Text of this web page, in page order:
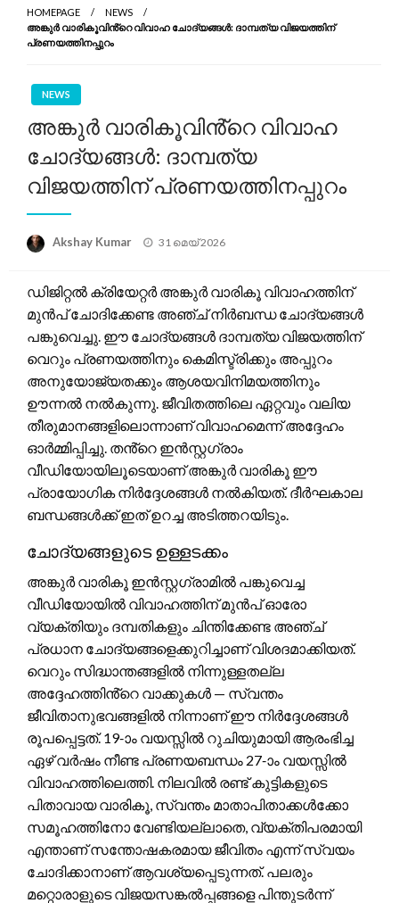
HOMEPAGE
NEWS
അങ്കുർ വാരികൂവിൻ്റെ വിവാഹ ചോദ്യങ്ങൾ: ദാമ്പത്യ വിജയത്തിന്
പ്രണയത്തിനപ്പുറം
NEWS
അങ്കുർ വാരികൂവിൻ്റെ വിവാഹ
ചോദ്യങ്ങൾ: ദാമ്പത്യ
വിജയത്തിന് പ്രണയത്തിനപ്പുറം
Akshay Kumar
Posted
31 മെയ്‌ 2026
ഡിജിറ്റൽ ക്രിയേറ്റർ അങ്കുർ വാരികൂ വിവാഹത്തിന്
മുൻപ് ചോദിക്കേണ്ട അഞ്ച് നിർബന്ധ ചോദ്യങ്ങൾ
പങ്കുവെച്ചു. ഈ ചോദ്യങ്ങൾ ദാമ്പത്യ വിജയത്തിന്
വെറും പ്രണയത്തിനും കെമിസ്ട്രിക്കും അപ്പുറം
അനുയോജ്യതക്കും ആശയവിനിമയത്തിനും
ഊന്നൽ നൽകുന്നു. ജീവിതത്തിലെ ഏറ്റവും വലിയ
തീരുമാനങ്ങളിലൊന്നാണ് വിവാഹമെന്ന് അദ്ദേഹം
ഓർമ്മിപ്പിച്ചു. തൻ്റെ ഇൻസ്റ്റഗ്രാം
വീഡിയോയിലൂടെയാണ് അങ്കുർ വാരികൂ ഈ
പ്രായോഗിക നിർദ്ദേശങ്ങൾ നൽകിയത്. ദീർഘകാല
ബന്ധങ്ങൾക്ക് ഇത് ഉറച്ച അടിത്തറയിടും.
ചോദ്യങ്ങളുടെ ഉള്ളടക്കം
അങ്കുർ വാരികൂ ഇൻസ്റ്റഗ്രാമിൽ പങ്കുവെച്ച
വീഡിയോയിൽ വിവാഹത്തിന് മുൻപ് ഓരോ
വ്യക്തിയും ദമ്പതികളും ചിന്തിക്കേണ്ട അഞ്ച്
പ്രധാന ചോദ്യങ്ങളെക്കുറിച്ചാണ് വിശദമാക്കിയത്.
വെറും സിദ്ധാന്തങ്ങളിൽ നിന്നുള്ളതല്ല
അദ്ദേഹത്തിൻ്റെ വാക്കുകൾ — സ്വന്തം
ജീവിതാനുഭവങ്ങളിൽ നിന്നാണ് ഈ നിർദ്ദേശങ്ങൾ
രൂപപ്പെട്ടത്. 19-ാം വയസ്സിൽ റുചിയുമായി ആരംഭിച്ച
ഏഴ് വർഷം നീണ്ട പ്രണയബന്ധം 27-ാം വയസ്സിൽ
വിവാഹത്തിലെത്തി. നിലവിൽ രണ്ട് കുട്ടികളുടെ
പിതാവായ വാരികൂ, സ്വന്തം മാതാപിതാക്കൾക്കോ
സമൂഹത്തിനോ വേണ്ടിയല്ലാതെ, വ്യക്തിപരമായി
എന്താണ് സന്തോഷകരമായ ജീവിതം എന്ന് സ്വയം
ചോദിക്കാനാണ് ആവശ്യപ്പെടുന്നത്. പലരും
മറ്റൊരാളുടെ വിജയസങ്കൽപ്പങ്ങളെ പിന്തുടർന്ന്